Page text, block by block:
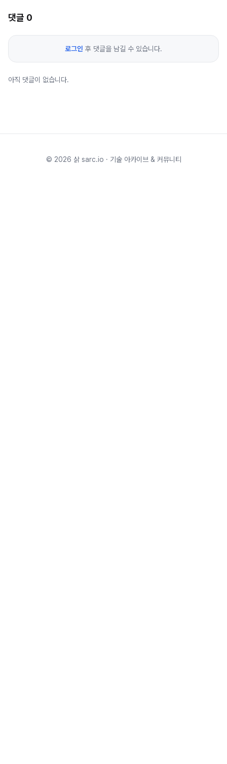
댓글 0
로그인 후 댓글을 남길 수 있습니다.
아직 댓글이 없습니다.
© 2026 삵 sarc.io · 기술 아카이브 & 커뮤니티